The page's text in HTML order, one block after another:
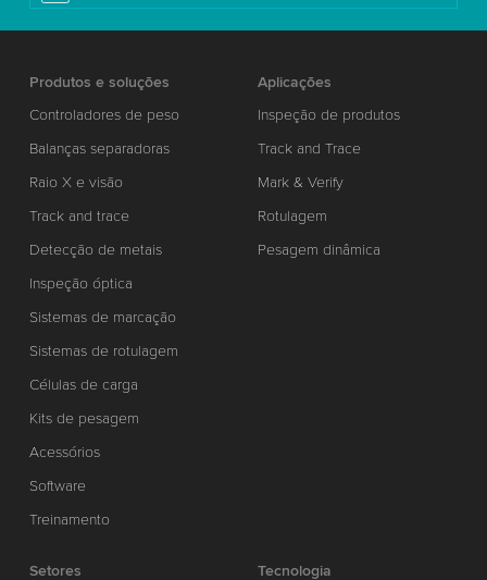
Produtos e soluções
Controladores de peso
Balanças separadoras
Raio X e visão
Track and trace
Detecção de metais
Inspeção óptica
Sistemas de marcação
Sistemas de rotulagem
Células de carga
Kits de pesagem
Acessórios
Software
Treinamento
Aplicações
Inspeção de produtos
Track and Trace
Mark & Verify
Rotulagem
Pesagem dinâmica
Setores
Tecnologia